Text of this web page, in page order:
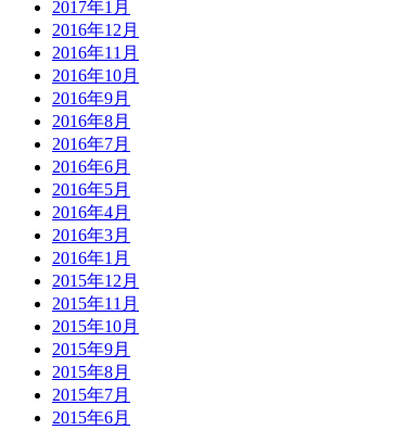
2017年1月
2016年12月
2016年11月
2016年10月
2016年9月
2016年8月
2016年7月
2016年6月
2016年5月
2016年4月
2016年3月
2016年1月
2015年12月
2015年11月
2015年10月
2015年9月
2015年8月
2015年7月
2015年6月